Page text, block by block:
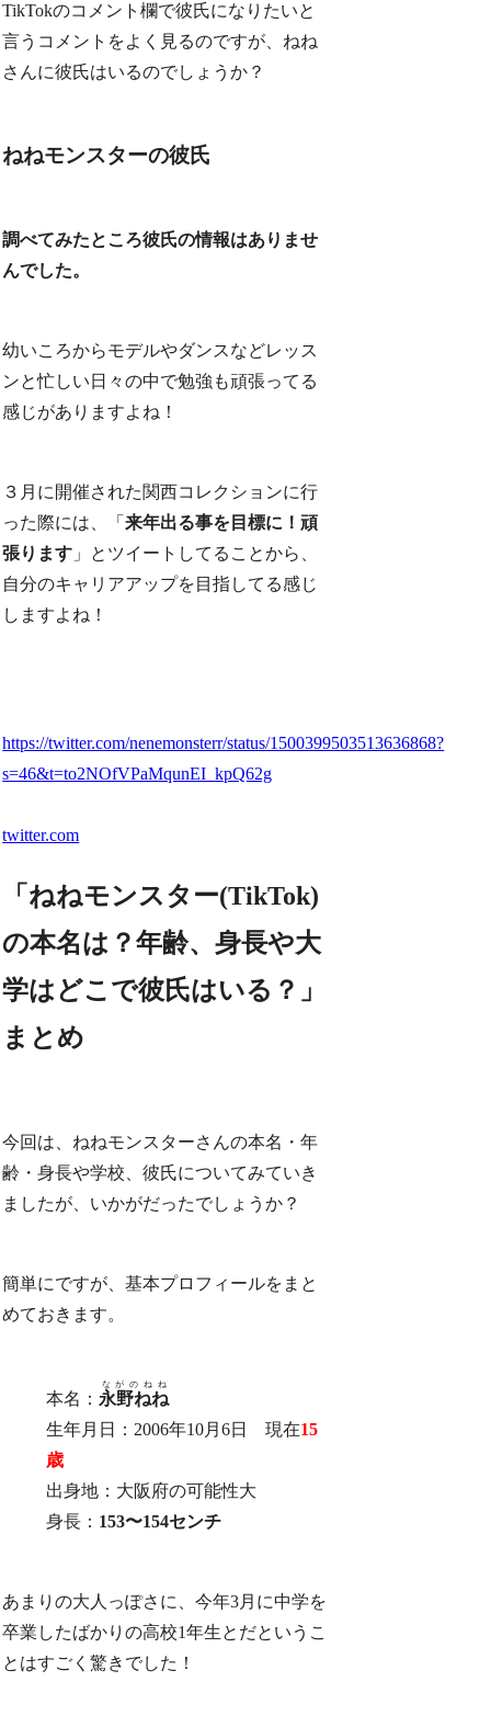
TikTokのコメント欄で彼氏になりたいと
言うコメントをよく見るのですが、ねね
さんに彼氏はいるのでしょうか？
ねねモンスターの彼氏
調べてみたところ彼氏の情報はありませ
んでした。
幼いころからモデルやダンスなどレッス
ンと忙しい日々の中で勉強も頑張ってる
感じがありますよね！
３月に開催された関西コレクションに行
った際には、「来年出る事を目標に！頑
張ります 」とツイートしてることから、
自分のキャリアアップを目指してる感じ
しますよね！
https://twitter.com/nenemonsterr/status/1500399503513636868?
s=46&t=to2NOfVPaMqunEI_kpQ62g
twitter.com
「ねねモンスター(TikTok)
の本名は？年齢、身長や大
学はどこで彼氏はいる？」
まとめ
今回は、ねねモンスターさんの本名・年
齢・身長や学校、彼氏についてみていき
ましたが、いかがだったでしょうか？
簡単にですが、基本プロフィールをまと
めておきます。
本名： 永野ねね
ながのねね
生年月日：2006年10月6日 現在15
歳
出身地：大阪府の可能性大
身長： 153〜154センチ
あまりの大人っぽさに、今年3月に中学を
卒業したばかりの高校1年生とだというこ
とはすごく驚きでした！